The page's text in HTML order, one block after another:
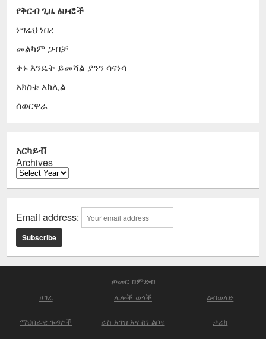
የቅርብ ጊዜ ፅሁፎች
ነግሬህ ነበረ
መልካም ጋብቻ
ቀኑ እንዴት ይመሻል ያንን ሳናነሳ
አክስቴ አክሊል
ሰወርዋራ
አርካይቭ
Archives
Email address:
ጦመር በምድብ
ሀገሬ ሌሎች ወጎች ልብወለድ
ማህበራዊ ጉዳዮች ራስ አገዝ እና ስነ ልቦና ታሪክ